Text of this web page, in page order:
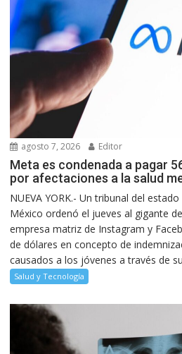
agosto 7, 2026 Editor
Meta es condenada a pagar
por afectaciones a la salud
NUEVA YORK.- Un tribunal del
México ordenó el jueves al gigante
empresa matriz de Instagram y
de dólares en concepto de
causados a los jóvenes a través de
Salud y Tecnología